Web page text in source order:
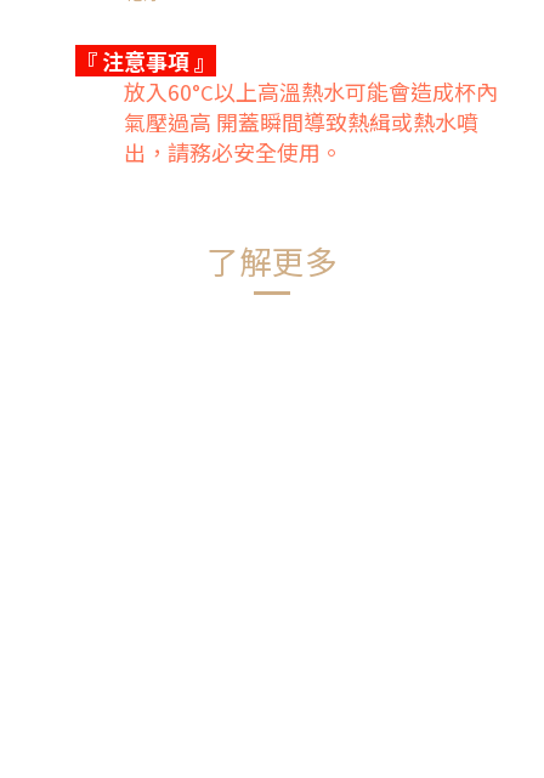
『 注意事項』
放入60°C以上高溫熱水可能會造成杯內
氣壓過高 開蓋瞬間導致熱緝或熱水噴
出，請務必安全使用。
了解更多